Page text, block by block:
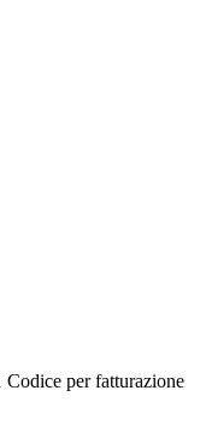
Codice per fatturazione